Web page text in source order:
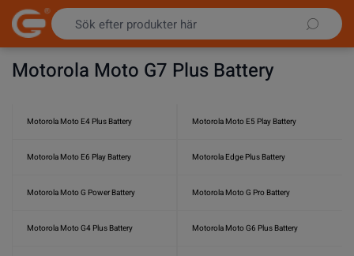
Hoppa till innehållet
Motorola Moto G7 Plus Battery
Motorola Moto E4 Plus Battery Motorola Moto E5 Play Battery
Motorola Moto E6 Play Battery Motorola Edge Plus Battery
Motorola Moto G Power Battery Motorola Moto G Pro Battery
Motorola Moto G4 Plus Battery Motorola Moto G6 Plus Battery